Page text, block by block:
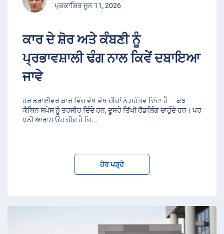
ਪ੍ਰਕਾਸ਼ਿਤ ਜੂਨ 11, 2026
ਕਾਰ ਦੇ ਸ਼ੋਰ ਅਤੇ ਕੰਬਣੀ ਨੂੰ
ਪ੍ਰਭਾਵਸ਼ਾਲੀ ਢੰਗ ਨਾਲ ਕਿਵੇਂ ਦਬਾਇਆ
ਜਾਵੇ
ਹਰ ਡਰਾਈਵਰ ਕਾਰ ਵਿੱਚ ਵੱਖ-ਵੱਖ ਚੀਜ਼ਾਂ ਨੂੰ ਮਹੱਤਵ ਦਿੰਦਾ ਹੈ — ਕੁਝ
ਕੈਬਿਨ ਸਪੇਸ ਨੂੰ ਤਰਜੀਹ ਦਿੰਦੇ ਹਨ, ਦੂਸਰੇ ਤਿੱਖੀ ਹੈਂਡਲਿੰਗ ਚਾਹੁੰਦੇ ਹਨ। ਪਰ
ਧੁਨੀ ਆਰਾਮ ਉਹ ਚੀਜ਼ ਹੈ ਜਿ...
ਹੋਰ ਪੜ੍ਹੋ